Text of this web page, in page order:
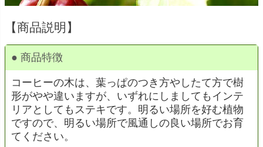
【商品説明】
● 商品特徴
コーヒーの木は、葉っぱのつき方やしたて方で樹
形がやや違いますが、いずれにしましてもインテ
リアとしてもステキです。明るい場所を好む植物
ですので、明るい場所で風通しの良い場所でお育
てください。